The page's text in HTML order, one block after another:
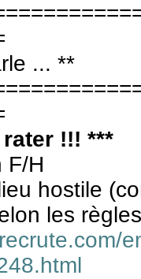
... **
!!! ***
F/H
hostile
les